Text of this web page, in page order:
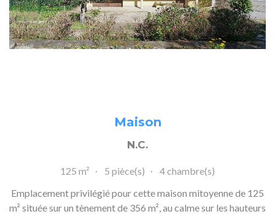
Maison
N.C.
125 m² 5 pièce(s)
4 chambre(s)
Emplacement privilégié pour cette maison mitoyenne de 125
m² située sur un tènement de 356 m², au calme sur les hauteurs